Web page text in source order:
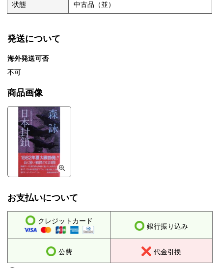
状態 中古品（並）
発送について
海外発送可否
不可
商品画像
お支払いについて
クレジットカード
銀行振り込み
公費 代金引換